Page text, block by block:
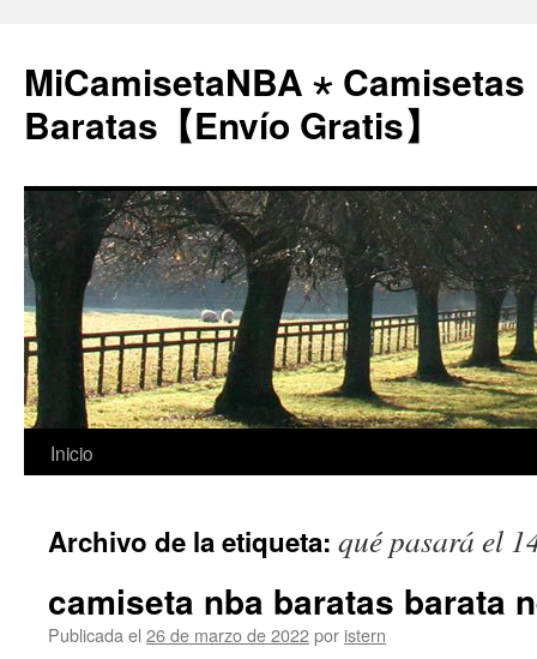
MiCamisetaNBA ⋆ Camisetas
Baratas【Envío Gratis】
Saltar
contenido
Inicio
Archivo de la etiqueta: qué pasará el
camiseta nba baratas barata
Publicada el 26 de marzo de 2022por istern